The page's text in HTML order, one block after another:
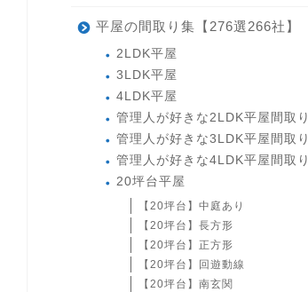
平屋の間取り集【276選266社】
2LDK平屋
3LDK平屋
4LDK平屋
管理人が好きな2LDK平屋間取り
管理人が好きな3LDK平屋間取り
管理人が好きな4LDK平屋間取り
20坪台平屋
【20坪台】中庭あり
【20坪台】長方形
【20坪台】正方形
【20坪台】回遊動線
【20坪台】南玄関